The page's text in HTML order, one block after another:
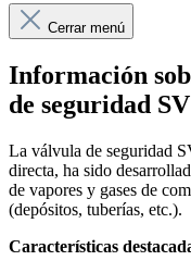
Cerrar menú
Información
de seguridad
La válvula de seguridad
directa, ha sido
de vapores y gases de
(depósitos, tuberías, etc.).
Características